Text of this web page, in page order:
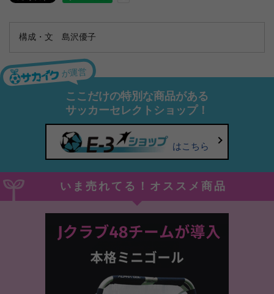
構成・文 島沢優子
が運営
ここだけの特別な商品がある
サッカーセレクトショップ！
はこちら
いま売れてる！オススメ商品